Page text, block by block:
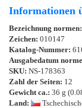
Informationen
Bezeichnung normen:
Zeichen: 010147
Katalog-Nummer:
Ausgabedatum
SKU: NS-178363
Zahl der Seiten: 12
Gewicht ca.: 36 g
Land: